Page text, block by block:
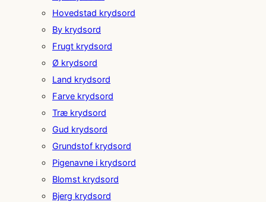
Hovedstad krydsord
By krydsord
Frugt krydsord
Ø krydsord
Land krydsord
Farve krydsord
Træ krydsord
Gud krydsord
Grundstof krydsord
Pigenavne i krydsord
Blomst krydsord
Bjerg krydsord